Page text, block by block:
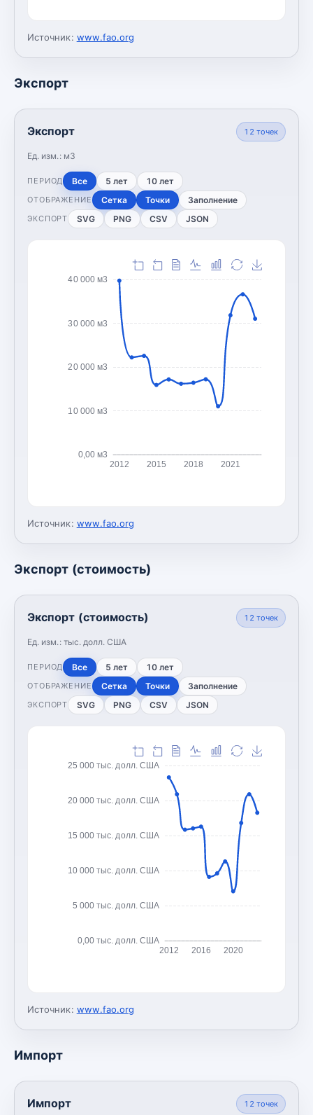
Источник: www.fao.org
Экспорт
Экспорт
Ед. изм.: м3
12 точек
ПЕРИОД Все 5 лет 10 лет
ОТОБРАЖЕНИЕ Сетка Точки Заполнение
ЭКСПОРТ SVG PNG CSV JSON
0,00 м3
10 000 м3
20 000 м3
30 000 м3
40 000 м3
2012 2015 2018 2021
Источник: www.fao.org
Экспорт (стоимость)
Экспорт (стоимость)
Ед. изм.: тыс. долл. США
12 точек
ПЕРИОД Все 5 лет 10 лет
ОТОБРАЖЕНИЕ Сетка Точки Заполнение
ЭКСПОРТ SVG PNG CSV JSON
0,00 тыс. долл. США
5 000 тыс. долл. США
10 000 тыс. долл. США
15 000 тыс. долл. США
20 000 тыс. долл. США
25 000 тыс. долл. США
2012 2016 2020
Источник: www.fao.org
Импорт
Импорт 12 точек